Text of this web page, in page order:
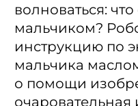
волноваться:
мальчиком?
инструкцию по
мальчика
о помощи
очаровательная